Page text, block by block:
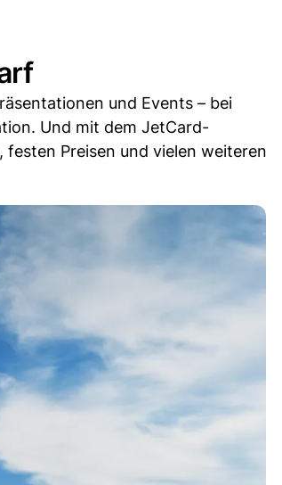
und Events – bei
Und mit dem JetCard-
Preisen und vielen weiteren